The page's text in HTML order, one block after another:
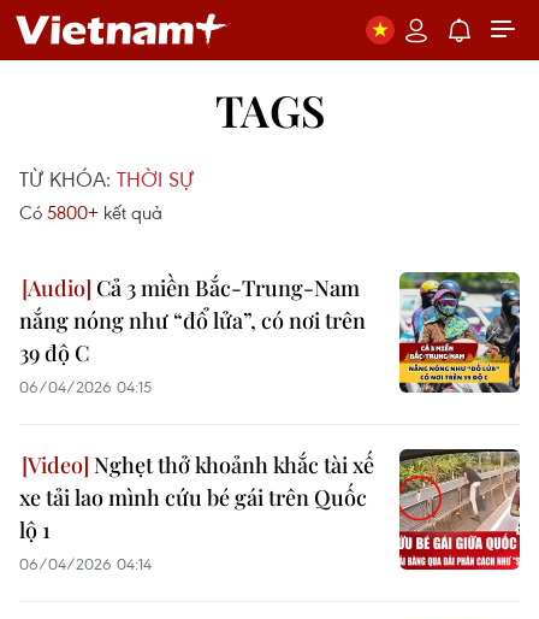
TAGS
TỪ KHÓA: THỜI SỰ
Có 5800+ kết quả
Cả 3 miền Bắc-Trung-Nam
nắng nóng như “đổ lửa”, có nơi trên
39 độ C
06/04/2026 04:15
Nghẹt thở khoảnh khắc tài xế
xe tải lao mình cứu bé gái trên Quốc
lộ 1
06/04/2026 04:14